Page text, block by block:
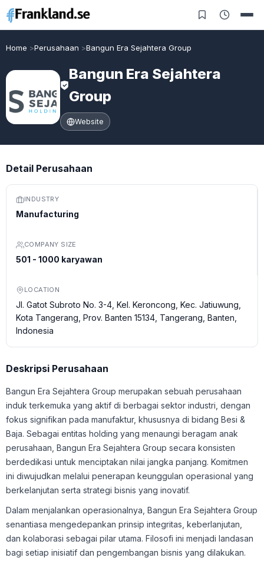
Home Perusahaan Bangun Era Sejahtera Group
Bangun Era Sejahtera
Group
Website
Detail Perusahaan
INDUSTRY
Manufacturing
COMPANY SIZE
501 - 1000 karyawan
LOCATION
Jl. Gatot Subroto No. 3-4, Kel. Keroncong, Kec. Jatiuwung,
Kota Tangerang, Prov. Banten 15134, Tangerang, Banten,
Indonesia
Deskripsi Perusahaan
Bangun Era Sejahtera Group merupakan sebuah perusahaan
induk terkemuka yang aktif di berbagai sektor industri, dengan
fokus signifikan pada manufaktur, khususnya di bidang Besi &
Baja. Sebagai entitas holding yang menaungi beragam anak
perusahaan, Bangun Era Sejahtera Group secara konsisten
berdedikasi untuk menciptakan nilai jangka panjang. Komitmen
ini diwujudkan melalui penerapan keunggulan operasional yang
berkelanjutan serta strategi bisnis yang inovatif.
Dalam menjalankan operasionalnya, Bangun Era Sejahtera Group
senantiasa mengedepankan prinsip integritas, keberlanjutan,
dan kolaborasi sebagai pilar utama. Filosofi ini menjadi landasan
bagi setiap inisiatif dan pengembangan bisnis yang dilakukan.